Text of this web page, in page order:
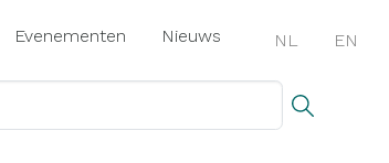
Evenementen Nieuws NL EN